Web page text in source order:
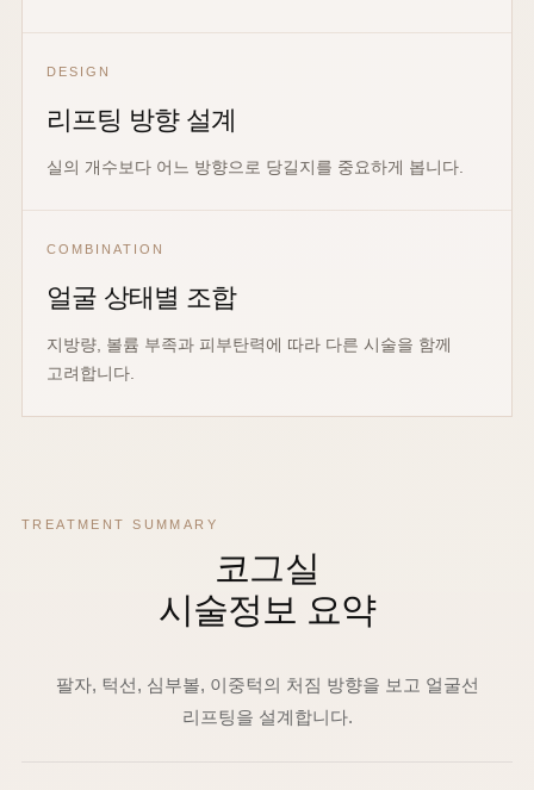
DESIGN
리프팅 방향 설계
실의 개수보다 어느 방향으로 당길지를 중요하게 봅니다.
COMBINATION
얼굴 상태별 조합
지방량, 볼륨 부족과 피부탄력에 따라 다른 시술을 함께
고려합니다.
TREATMENT SUMMARY
코그실
시술정보 요약
팔자, 턱선, 심부볼, 이중턱의 처짐 방향을 보고 얼굴선
리프팅을 설계합니다.